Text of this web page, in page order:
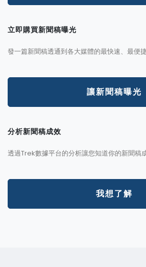
立即購買新聞稿曝光
發一篇新聞稿透通到各大媒體的最快速、最便
讓新聞稿曝光
分析新聞稿成效
透過Trek數據平台的分析讓您知道你的新聞稿
我想了解